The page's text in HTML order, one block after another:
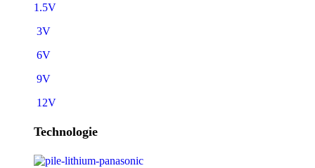
1.5V
3V
6V
9V
12V
Technologie